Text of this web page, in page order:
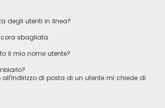
degli utenti in linea?
sbagliata
il mio nome utente?
di posta di un utente mi chiede di